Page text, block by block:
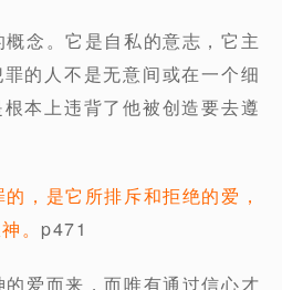
念。它是自私的意志，它主
的人不是无意间或在一个细
本上违背了他被创造要去遵
，是它所排斥和拒绝的爱，
。 p471
爱而来，而唯有通过信心才